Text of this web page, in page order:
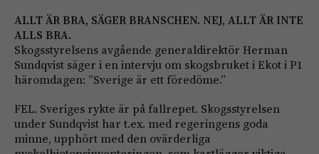
ALLT ÄR BRA, SÄGER BRANSCHEN. NEJ, ALLT ÄR INTE
ALLS BRA.
Skogsstyrelsens avgående generaldirektör Herman
Sundqvist säger i en intervju om skogsbruket i Ekot i P1
häromdagen: ”Sverige är ett föredöme.”
FEL. Sveriges rykte är på fallrepet. Skogsstyrelsen
under Sundqvist har t.ex. med regeringens goda
minne, upphört med den ovärderliga